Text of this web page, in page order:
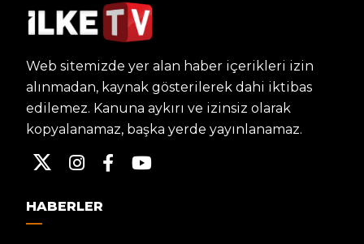
Web sitemizde yer alan haber içerikleri izin
alınmadan, kaynak gösterilerek dahi iktibas
edilemez. Kanuna aykırı ve izinsiz olarak
kopyalanamaz, başka yerde yayınlanamaz.
HABERLER